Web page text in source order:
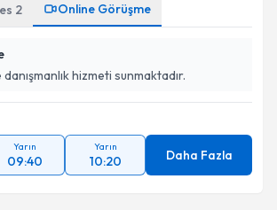
2 Online Görüşme
hizmeti sunmaktadır.
Yarın
09:40
Yarın
10:20 Daha Fazla